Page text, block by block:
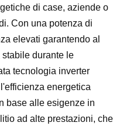
di case, aziende o
Con una potenza di
elevati garantendo al
durante le
tecnologia inverter
energetica
base alle esigenze in
ad alte prestazioni, che